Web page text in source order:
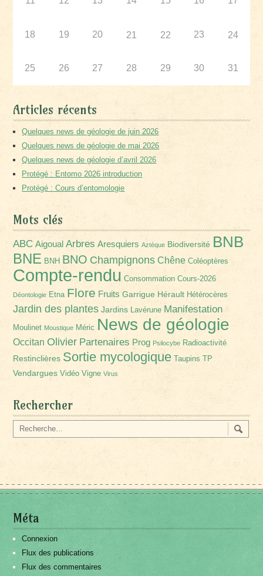
18 19 20 21 22 23 24
25 26 27 28 29 30 31
Articles récents
Quelques news de géologie de juin 2026
Quelques news de géologie de mai 2026
Quelques news de géologie d’avril 2026
Protégé : Entomo 2026 introduction
Protégé : Cours d’entomologie
Mots clés
ABC Aigoual Arbres Aresquiers Aztèque Biodiversité BNB
BNE BNH BNO Champignons Chêne Coléoptères
Compte-rendu Consommation Cours-2026
Déontologie Etna Flore Fruits Garrigue Hérault Hétérocères
Jardin des plantes Jardins Lavérune Manifestation
Moulinet Moustique Méric News de géologie
Occitan Olivier Partenaires Prog Psilocybe Radioactivité
Restinclières Sortie mycologique Taupins TP
Vendargues Vidéo Vigne Virus
Rechercher
Méta
Connexion
Flux des publications
Flux des commentaires